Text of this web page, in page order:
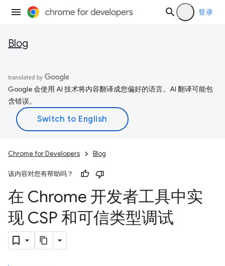
登录
Blog
Google 会使用 AI 技术将内容翻译成您偏好的语言。AI 翻译可能包
含错误。
Chrome for Developers Blog
该内容对您有帮助吗？
在 Chrome 开发者工具中实
现 CSP 和可信类型调试